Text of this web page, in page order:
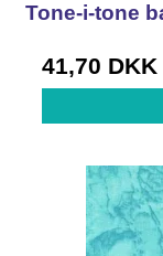
Tone-i-tone
41,70 DKK